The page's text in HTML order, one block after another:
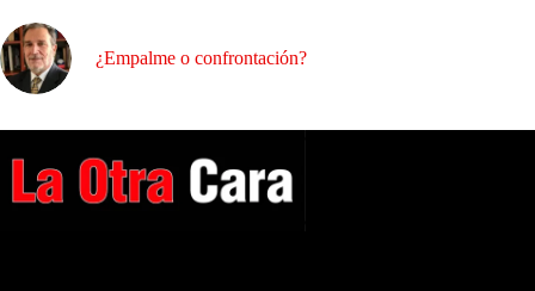
¿Empalme o confrontación?